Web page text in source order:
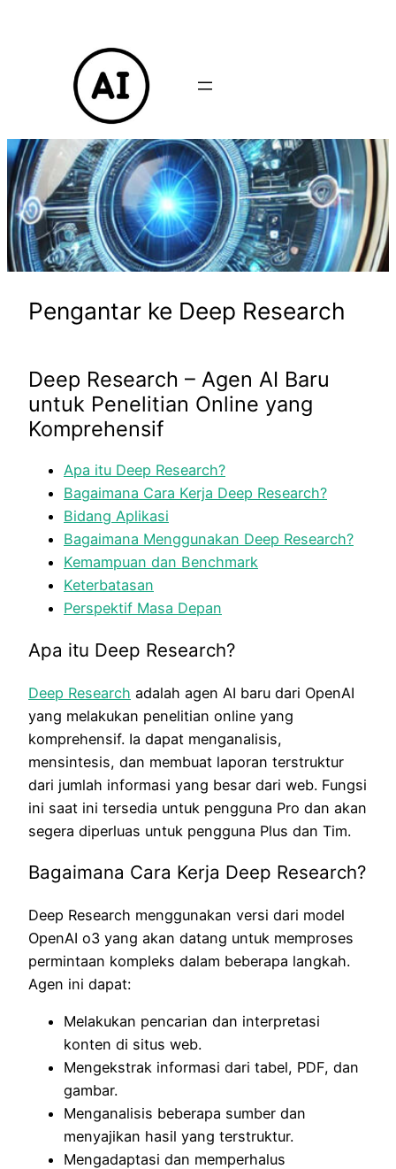
Pengantar ke Deep Research
Deep Research – Agen AI Baru
untuk Penelitian Online yang
Komprehensif
Apa itu Deep Research?
Bagaimana Cara Kerja Deep Research?
Bidang Aplikasi
Bagaimana Menggunakan Deep Research?
Kemampuan dan Benchmark
Keterbatasan
Perspektif Masa Depan
Apa itu Deep Research?
Deep Research adalah agen AI baru dari OpenAI
yang melakukan penelitian online yang
komprehensif. Ia dapat menganalisis,
mensintesis, dan membuat laporan terstruktur
dari jumlah informasi yang besar dari web. Fungsi
ini saat ini tersedia untuk pengguna Pro dan akan
segera diperluas untuk pengguna Plus dan Tim.
Bagaimana Cara Kerja Deep Research?
Deep Research menggunakan versi dari model
OpenAI o3 yang akan datang untuk memproses
permintaan kompleks dalam beberapa langkah.
Agen ini dapat:
Melakukan pencarian dan interpretasi
konten di situs web.
Mengekstrak informasi dari tabel, PDF, dan
gambar.
Menganalisis beberapa sumber dan
menyajikan hasil yang terstruktur.
Mengadaptasi dan memperhalus